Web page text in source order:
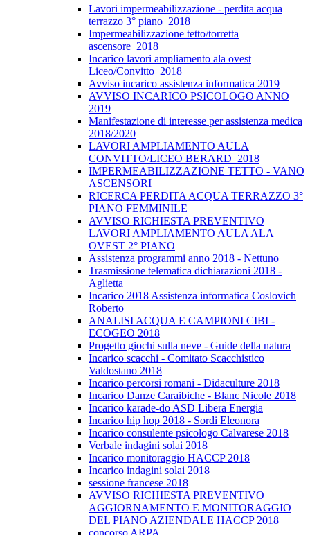
Lavori impermeabilizzazione - perdita acqua
terrazzo 3° piano_2018
Impermeabilizzazione tetto/torretta
ascensore_2018
Incarico lavori ampliamento ala ovest
Liceo/Convitto_2018
Avviso incarico assistenza informatica 2019
AVVISO INCARICO PSICOLOGO ANNO
2019
Manifestazione di interesse per assistenza medica
2018/2020
LAVORI AMPLIAMENTO AULA
CONVITTO/LICEO BERARD_2018
IMPERMEABILIZZAZIONE TETTO - VANO
ASCENSORI
RICERCA PERDITA ACQUA TERRAZZO 3°
PIANO FEMMINILE
AVVISO RICHIESTA PREVENTIVO
LAVORI AMPLIAMENTO AULA ALA
OVEST 2° PIANO
Assistenza programmi anno 2018 - Nettuno
Trasmissione telematica dichiarazioni 2018 -
Aglietta
Incarico 2018 Assistenza informatica Coslovich
Roberto
ANALISI ACQUA E CAMPIONI CIBI -
ECOGEO 2018
Progetto giochi sulla neve - Guide della natura
Incarico scacchi - Comitato Scacchistico
Valdostano 2018
Incarico percorsi romani - Didaculture 2018
Incarico Danze Caraibiche - Blanc Nicole 2018
Incarico karade-do ASD Libera Energia
Incarico hip hop 2018 - Sordi Eleonora
Incarico consulente psicologo Calvarese 2018
Verbale indagini solai 2018
Incarico monitoraggio HACCP 2018
Incarico indagini solai 2018
sessione francese 2018
AVVISO RICHIESTA PREVENTIVO
AGGIORNAMENTO E MONITORAGGIO
DEL PIANO AZIENDALE HACCP 2018